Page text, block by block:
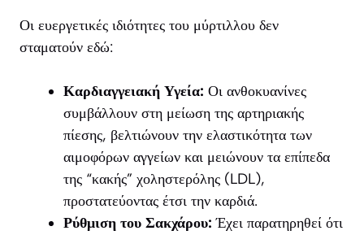
Οι ευεργετικές ιδιότητες του μύρτιλλου δεν
σταματούν εδώ:
Καρδιαγγειακή Υγεία: Οι ανθοκυανίνες
συμβάλλουν στη μείωση της αρτηριακής
πίεσης, βελτιώνουν την ελαστικότητα των
αιμοφόρων αγγείων και μειώνουν τα επίπεδα
της “κακής” χοληστερόλης (LDL),
προστατεύοντας έτσι την καρδιά.
Ρύθμιση του Σακχάρου: Έχει παρατηρηθεί ότι